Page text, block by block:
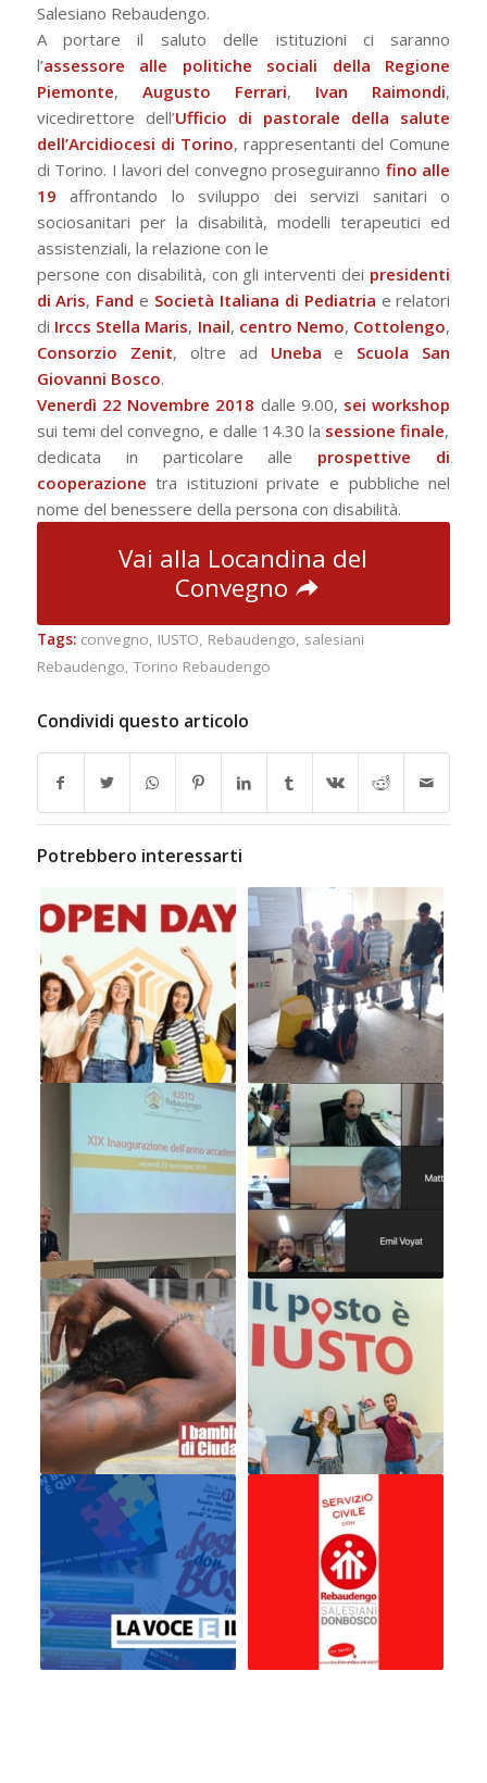
Salesiano Rebaudengo.
A portare il saluto delle istituzioni ci saranno
l’assessore alle politiche sociali della Regione
Piemonte, Augusto Ferrari, Ivan Raimondi,
vicedirettore dell’Ufficio di pastorale della salute
dell’Arcidiocesi di Torino, rappresentanti del Comune
di Torino. I lavori del convegno proseguiranno fino alle
19 affrontando lo sviluppo dei servizi sanitari o
sociosanitari per la disabilità, modelli terapeutici ed
assistenziali, la relazione con le
persone con disabilità, con gli interventi dei presidenti
di Aris, Fand e Società Italiana di Pediatria e relatori
di Irccs Stella Maris, Inail, centro Nemo, Cottolengo,
Consorzio Zenit, oltre ad Uneba e Scuola San
Giovanni Bosco.
Venerdì 22 Novembre 2018 dalle 9.00, sei workshop
sui temi del convegno, e dalle 14.30 la sessione finale,
dedicata in particolare alle prospettive di
cooperazione tra istituzioni private e pubbliche nel
nome del benessere della persona con disabilità.
Vai alla Locandina del
Convegno
Tags: convegno, IUSTO, Rebaudengo, salesiani
Rebaudengo, Torino Rebaudengo
Condividi questo articolo
Potrebbero interessarti